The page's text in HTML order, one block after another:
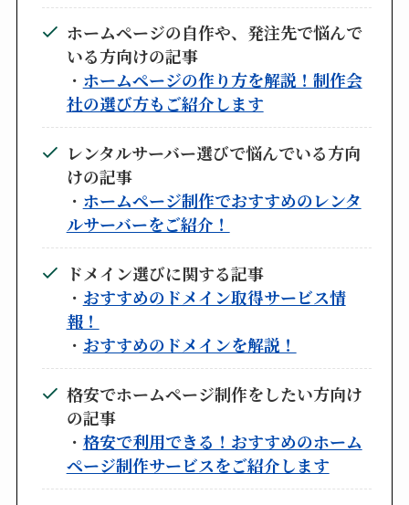
ホームページの自作や、発注先で悩んで
いる方向けの記事
・ ホームページの作り方を解説！制作会
社の選び方もご紹介します
レンタルサーバー選びで悩んでいる方向
けの記事
・ ホームページ制作でおすすめのレンタ
ルサーバーをご紹介！
ドメイン選びに関する記事
・ おすすめのドメイン取得サービス情
報！
・ おすすめのドメインを解説！
格安でホームページ制作をしたい方向け
の記事
・ 格安で利用できる！おすすめのホーム
ページ制作サービスをご紹介します